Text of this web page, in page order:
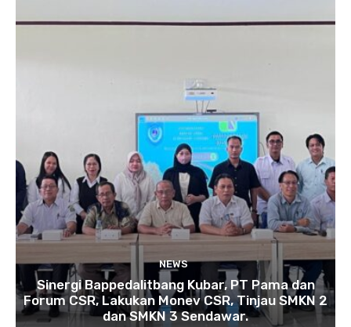
NEWS
Sinergi Bappedalitbang Kubar, PT Pama dan
Forum CSR, Lakukan Monev CSR, Tinjau SMKN 2
dan SMKN 3 Sendawar.